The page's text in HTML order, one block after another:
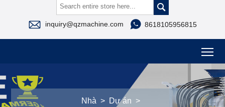

 inquiry@qzmachine.com  8618105956815
Nhà > Dự án >